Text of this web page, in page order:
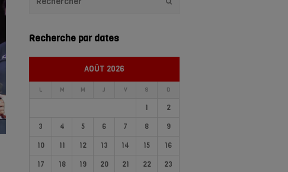
Recherche par dates
AOÛT 2026
L M M J V S D
1
2
3
4 5 6 7 8
9
10
11 12 13 14 15
16
17
18 19 20 21 22
23